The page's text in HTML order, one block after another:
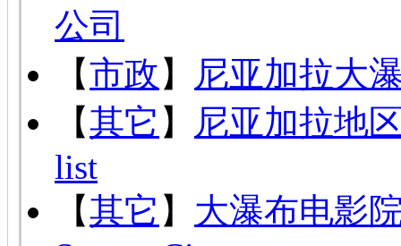
公司
【市政 】
尼亚加拉大
【其它 】
尼亚加拉地
list
【其它 】 大瀑布电影